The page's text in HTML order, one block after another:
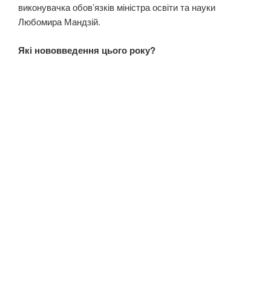
виконувачка обов’язків міністра освіти та науки
Любомира Мандзій.
Які нововведення цього року?